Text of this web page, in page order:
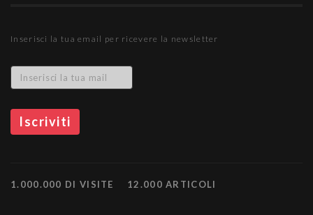
Inserisci la tua email per ricevere la newsletter
1.000.000 DI VISITE 12.000 ARTICOLI